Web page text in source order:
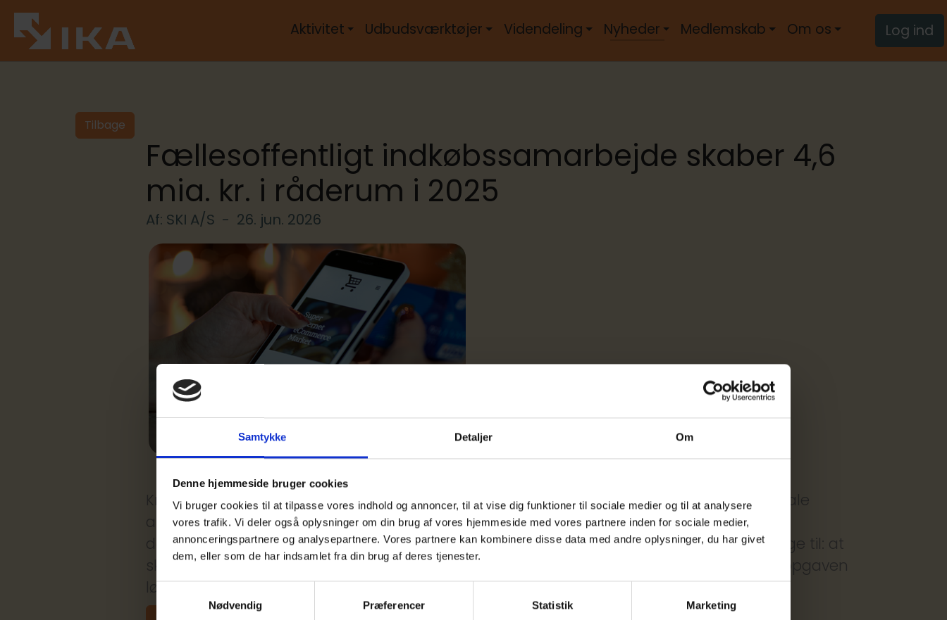
Samtykke Detaljer Om
Denne hjemmeside bruger cookies
Vi bruger cookies til at tilpasse vores indhold og annoncer, til at vise dig funktioner til sociale medier og til at analysere
vores trafik. Vi deler også oplysninger om din brug af vores hjemmeside med vores partnere inden for sociale medier,
annonceringspartnere og analysepartnere. Vores partnere kan kombinere disse data med andre oplysninger, du har givet
dem, eller som de har indsamlet fra din brug af deres tjenester.
Nødvendig
Præferencer Statistik Marketing
Aktivitet Udbudsværktøjer Videndeling Nyheder Medlemskab Om os Log ind
Tilbage
Fællesoffentligt indkøbssamarbejde skaber 4,6
mia. kr. i råderum i 2025
Af: SKI A/S - 26. jun. 2026
Krig, globale spændinger og konflikter har sat forsyningsudfordringer, sikkerhed og digitale
afhængigheder på dagsordenen i den offentlige sektor – også på indkøbsområdet. De
dagsordener skal gribes, uden at blikket samtidig fjernes fra det, indkøb også skal bidrage til: at
skabe råderum og understøtte den grønne omstilling. SKI’s resultater for 2025 viser, at opgaven
løftes, når den offentlige sektor står sammen om indkøbsopgaven.